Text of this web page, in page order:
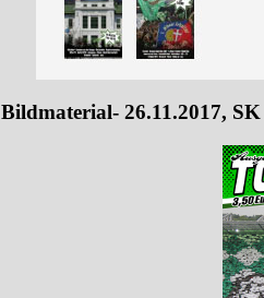
Bildmaterial- 26.11.2017,